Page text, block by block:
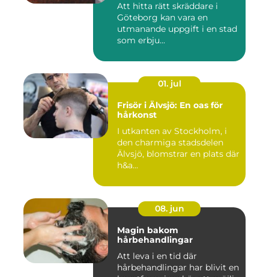
Att hitta rätt skräddare i
Göteborg kan vara en
utmanande uppgift i en stad
som erbju...
01. jul
Frisör i Älvsjö: En oas för
hårkonst
I utkanten av Stockholm, i
den charmiga stadsdelen
Älvsjö, blomstrar en plats där
h&a...
08. jun
Magin bakom
hårbehandlingar
Att leva i en tid där
hårbehandlingar har blivit en